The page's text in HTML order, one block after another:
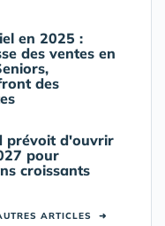
en 2025 :
des ventes en
des
prévoit d'ouvrir
pour
croissants
ARTICLES ➜